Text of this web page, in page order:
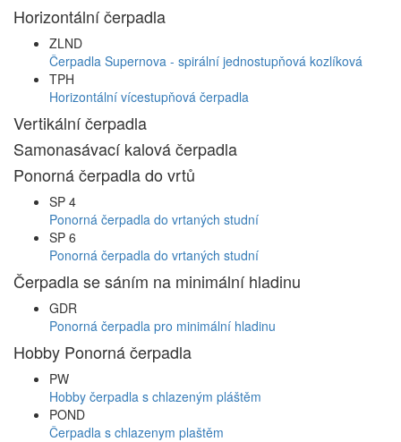
Horizontální čerpadla
ZLND
Čerpadla Supernova - spirální jednostupňová kozlíková
TPH
Horizontální vícestupňová čerpadla
Vertikální čerpadla
Samonasávací kalová čerpadla
Ponorná čerpadla do vrtů
SP 4
Ponorná čerpadla do vrtaných studní
SP 6
Ponorná čerpadla do vrtaných studní
Čerpadla se sáním na minimální hladinu
GDR
Ponorná čerpadla pro minimální hladinu
Hobby Ponorná čerpadla
PW
Hobby čerpadla s chlazeným pláštěm
POND
Čerpadla s chlazenym plaštěm